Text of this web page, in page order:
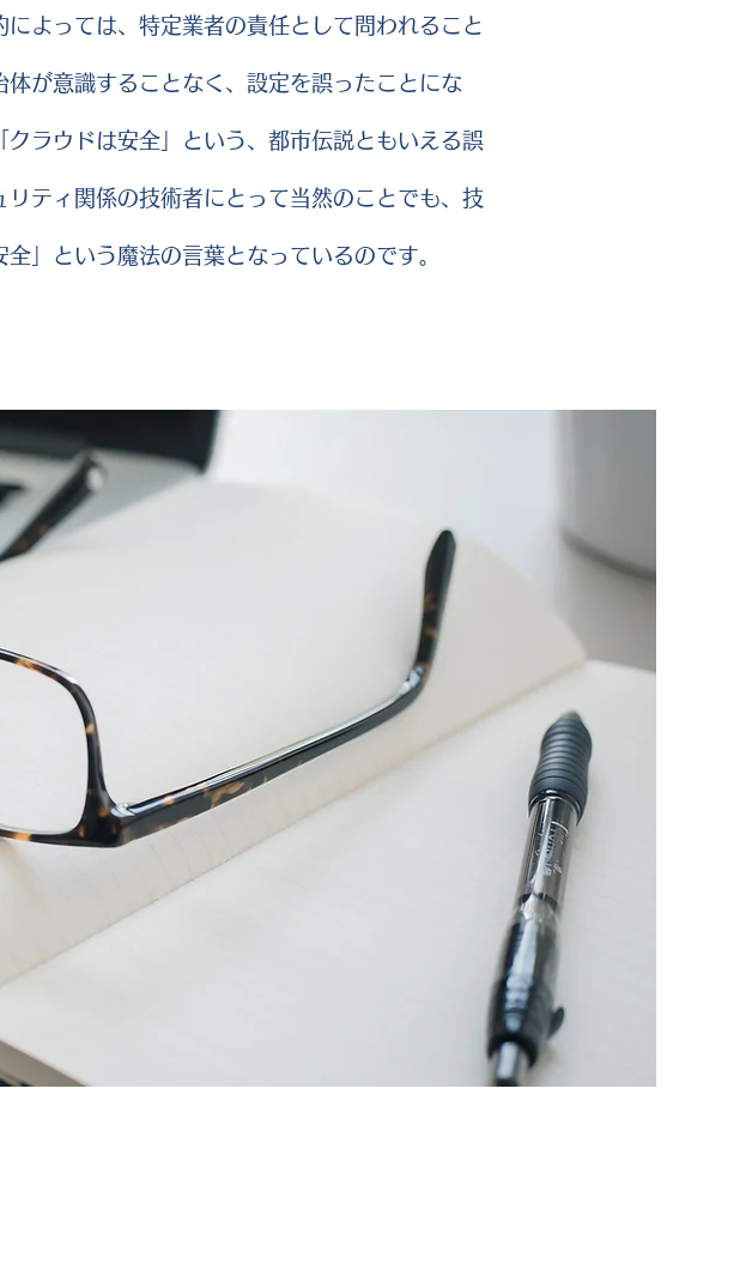
よっては、特定業者の責任として問われること
が意識することなく、設定を誤ったことにな
ラウドは安全」という、都市伝説ともいえる誤
ティ関係の技術者にとって当然のことでも、技
」という魔法の言葉となっているのです。